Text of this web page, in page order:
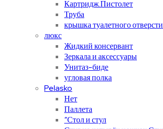
Картридж.Пистолет
Труба
крышка туалетного
люкс
Жидкий консервант
Зеркала и аксессуары
Унитаз-биде
угловая полка
Pelasko
Нет
Паллета
“Стол и стул